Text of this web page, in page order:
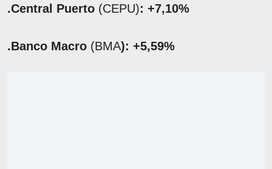
.Central Puerto (CEPU): +7,10%
.Banco Macro (BMA): +5,59%